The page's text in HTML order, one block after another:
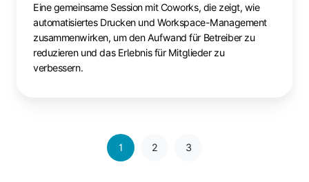
Eine gemeinsame Session mit Coworks, die zeigt, wie
automatisiertes Drucken und Workspace-Management
zusammenwirken, um den Aufwand für Betreiber zu
reduzieren und das Erlebnis für Mitglieder zu
verbessern.
1 2 3